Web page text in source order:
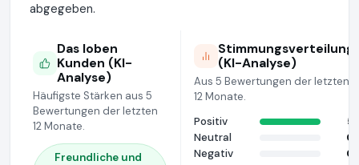
abgegeben.
Das loben
Kunden (KI-
Analyse)
Häufigste Stärken aus 5
Bewertungen der letzten
12 Monate.
Freundliche und
Stimmungsverteilung
(KI-Analyse)
Aus 5 Bewertungen der letzten
12 Monate.
Positiv
5
Neutral
0
Negativ
0